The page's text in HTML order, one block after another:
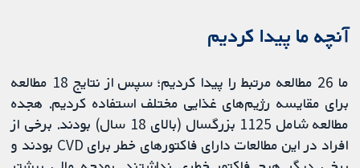
آنچه ما پیدا کردیم
ما 26 مطالعه مرتبط را پیدا کردیم؛ سپس از نتایج 18 مطالعه
برای مقایسه رژیم‌های غذایی مختلف استفاده کردیم. هجده
مطالعه شامل 1125 بزرگسال (بالای 18 سال) بودند. برخی از
افراد در این مطالعات دارای فاکتورهای خطر برای CVD بودند و